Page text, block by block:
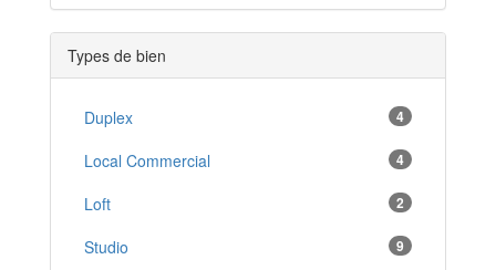
Mussidan *
Terrasson-Lavilledieu *
Trélissac *
Hautefort *
Saint-Cyprien *
Le Buisson-de-Cadouin *
Types de bien
Duplex 4
Local Commercial 4
Loft 2
Studio 9